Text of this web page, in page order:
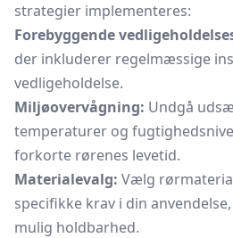
strategier implementeres:
Forebyggende
der inkluderer regelmæssige
vedligeholdelse.
Miljøovervågning: Undgå
temperaturer og
forkorte rørenes levetid.
Materialevalg: Vælg
specifikke krav i din
mulig holdbarhed.